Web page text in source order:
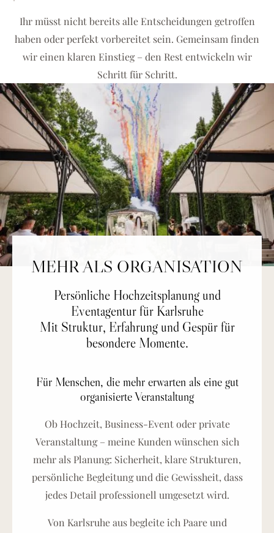
Ihr müsst nicht bereits alle Entscheidungen getroffen
haben oder perfekt vorbereitet sein. Gemeinsam finden
wir einen klaren Einstieg – den Rest entwickeln wir
Schritt für Schritt.
MEHR ALS ORGANISATION
Persönliche Hochzeitsplanung und
Eventagentur für Karlsruhe
Mit Struktur, Erfahrung und Gespür für
besondere Momente.
Für Menschen, die mehr erwarten als eine gut
organisierte Veranstaltung
Ob Hochzeit, Business-Event oder private
Veranstaltung – meine Kunden wünschen sich
mehr als Planung: Sicherheit, klare Strukturen,
persönliche Begleitung und die Gewissheit, dass
jedes Detail professionell umgesetzt wird.
Von Karlsruhe aus begleite ich Paare und